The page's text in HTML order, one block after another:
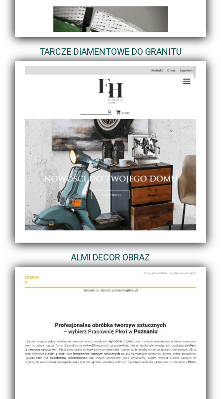
TARCZE DIAMENTOWE DO GRANITU
ALMI DECOR OBRAZ